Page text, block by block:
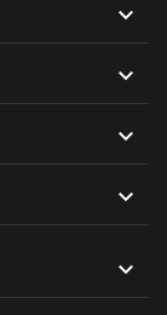




